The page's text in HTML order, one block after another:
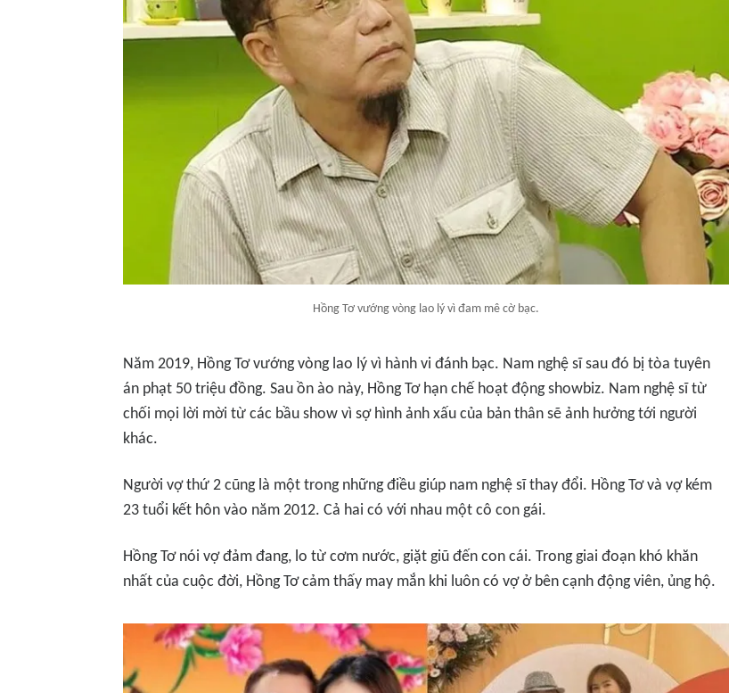
Hồng Tơ vướng vòng lao lý vì đam mê cờ bạc.
Năm 2019, Hồng Tơ vướng vòng lao lý vì hành vi đánh bạc. Nam nghệ sĩ sau đó bị tòa tuyên
án phạt 50 triệu đồng. Sau ồn ào này, Hồng Tơ hạn chế hoạt động showbiz. Nam nghệ sĩ từ
chối mọi lời mời từ các bầu show vì sợ hình ảnh xấu của bản thân sẽ ảnh hưởng tới người
khác.
Người vợ thứ 2 cũng là một trong những điều giúp nam nghệ sĩ thay đổi. Hồng Tơ và vợ kém
23 tuổi kết hôn vào năm 2012. Cả hai có với nhau một cô con gái.
Hồng Tơ nói vợ đảm đang, lo từ cơm nước, giặt giũ đến con cái. Trong giai đoạn khó khăn
nhất của cuộc đời, Hồng Tơ cảm thấy may mắn khi luôn có vợ ở bên cạnh động viên, ủng hộ.